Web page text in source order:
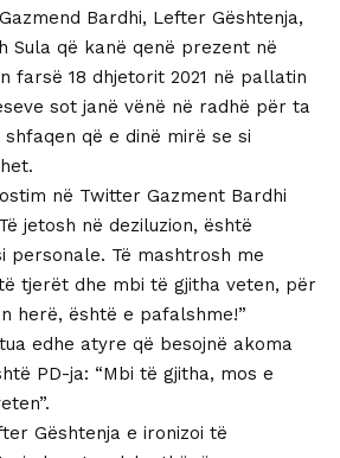
Bardhi, Lefter Gështenja,
Sula që kanë qenë prezent në
farsë 18 dhjetorit 2021 në pallatin
sot janë vënë në radhë për ta
shfaqen që e dinë mirë se si
në Twitter Gazment Bardhi
jetosh në deziluzion, është
personale. Të mashtrosh me
tjerët dhe mbi të gjitha veten, për
herë, është e pafalshme!”
edhe atyre që besojnë akoma
PD-ja: “Mbi të gjitha, mos e
Gështenja e ironizoi të